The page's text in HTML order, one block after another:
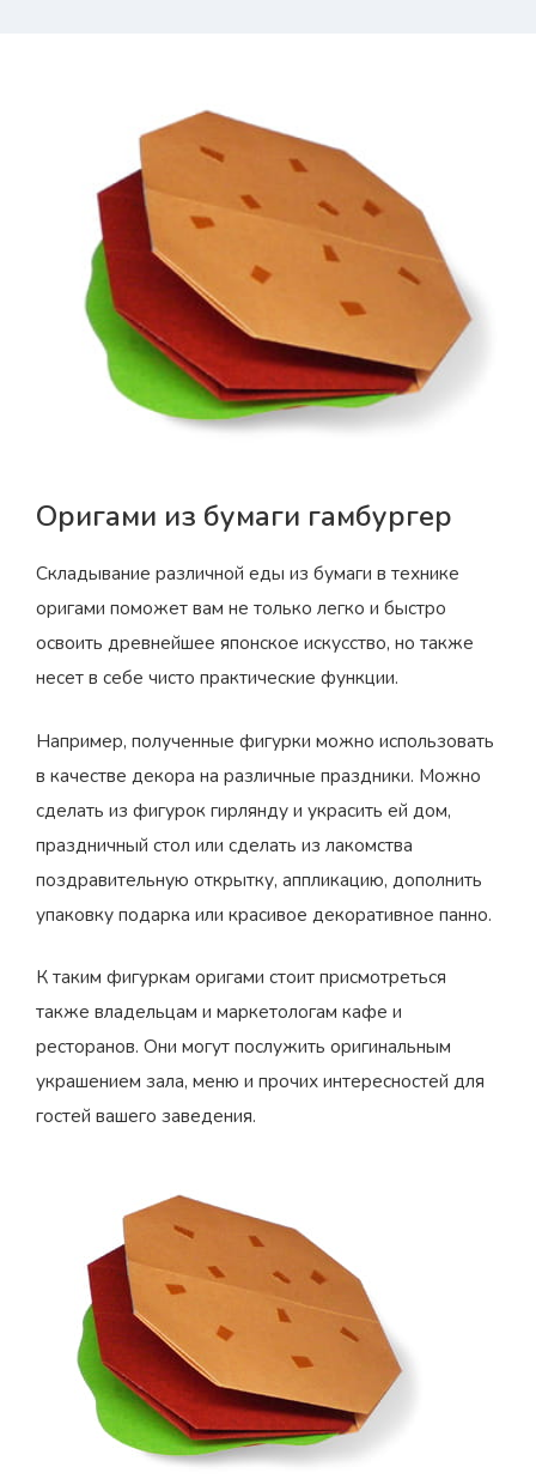
Оригами из бумаги гамбургер
Складывание различной еды из бумаги в технике
оригами поможет вам не только легко и быстро
освоить древнейшее японское искусство, но также
несет в себе чисто практические функции.
Например, полученные фигурки можно использовать
в качестве декора на различные праздники. Можно
сделать из фигурок гирлянду и украсить ей дом,
праздничный стол или сделать из лакомства
поздравительную открытку, аппликацию, дополнить
упаковку подарка или красивое декоративное панно.
К таким фигуркам оригами стоит присмотреться
также владельцам и маркетологам кафе и
ресторанов. Они могут послужить оригинальным
украшением зала, меню и прочих интересностей для
гостей вашего заведения.